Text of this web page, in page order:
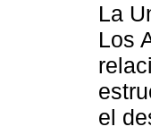
La
Los
el